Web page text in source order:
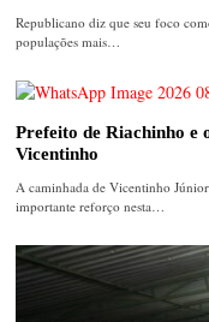
Republicano diz que seu foco
populações mais…
Prefeito de Riachinho e
Vicentinho
A caminhada de Vicentinho
importante reforço nesta…